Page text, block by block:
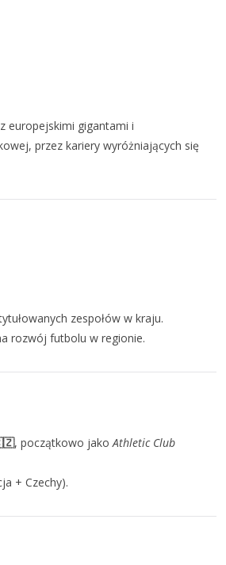
europejskimi gigantami i
przez kariery wyróżniających się
zespołów w kraju.
rozwój futbolu w regionie.
, początkowo jakoAthletic Club
+ Czechy).